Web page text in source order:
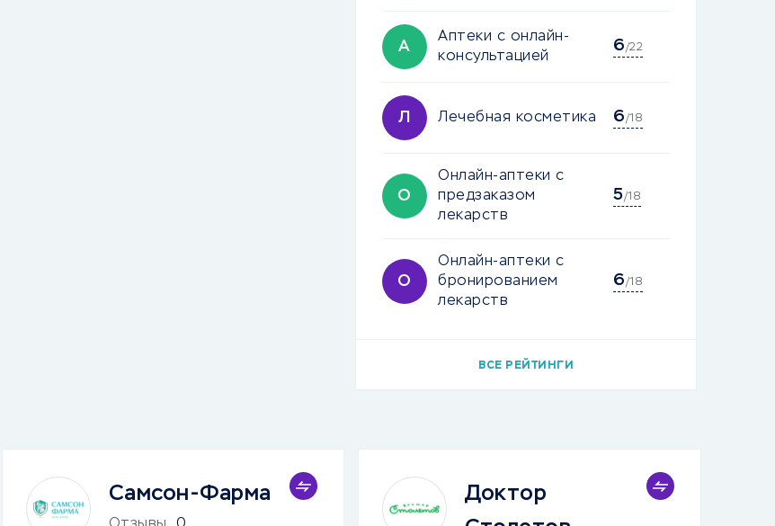
А
Аптеки с онлайн-
консультацией
6/22
Л Лечебная косметика 6/18
О
Онлайн-аптеки с
предзаказом
лекарств
5/18
О
Онлайн-аптеки с
бронированием
лекарств
6/18
ВСЕ РЕЙТИНГИ
Самсон-Фарма
Доктор